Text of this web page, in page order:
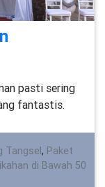
pasti sering
fantastis.
Tangsel, Paket
di Bawah 50